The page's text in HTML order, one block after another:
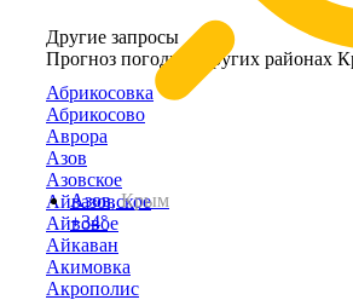
Азов,Крым
+34°
Другие запросы
Прогноз погоды в других районах
Абрикосовка
Абрикосово
Аврора
Азов
Азовское
Айвазовское
Айвовое
Айкаван
Акимовка
Акрополис